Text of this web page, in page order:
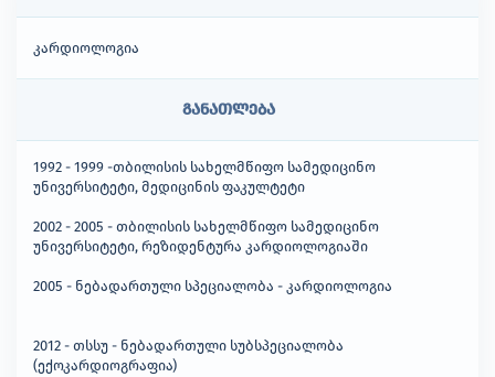
კარდიოლოგია
განათლება
1992 - 1999 -თბილისის სახელმწიფო სამედიცინო
უნივერსიტეტი, მედიცინის ფაკულტეტი
2002 - 2005 - თბილისის სახელმწიფო სამედიცინო
უნივერსიტეტი, რეზიდენტურა კარდიოლოგიაში
2005 - ნებადართული სპეციალობა - კარდიოლოგია
2012 - თსსუ - ნებადართული სუბსპეციალობა
(ექოკარდიოგრაფია)